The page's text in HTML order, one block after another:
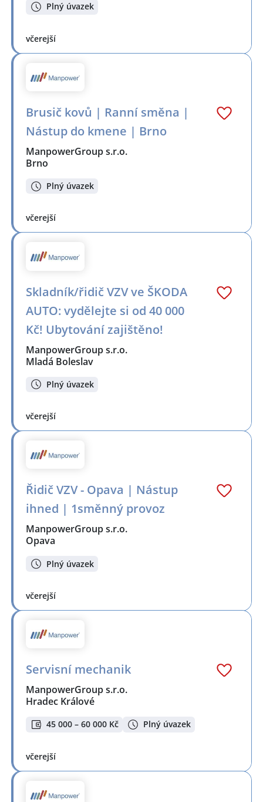
Plný úvazek
včerejší
Brusič kovů | Ranní směna |
Nástup do kmene | Brno
ManpowerGroup s.r.o.
Brno
Plný úvazek
včerejší
Skladník/řidič VZV ve ŠKODA
AUTO: vydělejte si od 40 000
Kč! Ubytování zajištěno!
ManpowerGroup s.r.o.
Mladá Boleslav
Plný úvazek
včerejší
Řidič VZV - Opava | Nástup
ihned | 1směnný provoz
ManpowerGroup s.r.o.
Opava
Plný úvazek
včerejší
Servisní mechanik
ManpowerGroup s.r.o.
Hradec Králové
45 000 – 60 000 Kč Plný úvazek
včerejší